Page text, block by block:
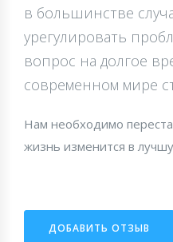
в большинстве
урегулировать
вопрос на долгое
современном мире
Нам необходимо
жизнь изменится в
ДОБАВИТЬ ОТЗЫВ